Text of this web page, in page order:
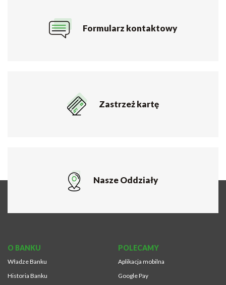
Formularz kontaktowy
Zastrzeż kartę
Nasze Oddziały
O BANKU
Władze Banku
Historia Banku
POLECAMY
Aplikacja mobilna
Google Pay